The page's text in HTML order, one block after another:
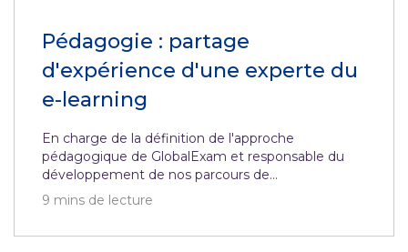
Pédagogie : partage
d'expérience d'une experte du
e-learning
En charge de la définition de l'approche
pédagogique de GlobalExam et responsable du
développement de nos parcours de...
9 mins de lecture